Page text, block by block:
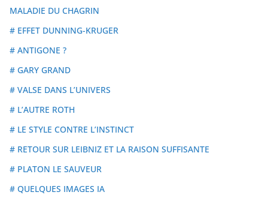
MALADIE DU CHAGRIN
# EFFET DUNNING-KRUGER
# ANTIGONE ?
# GARY GRAND
# VALSE DANS L’UNIVERS
# L’AUTRE ROTH
# LE STYLE CONTRE L’INSTINCT
# RETOUR SUR LEIBNIZ ET LA RAISON SUFFISANTE
# PLATON LE SAUVEUR
# QUELQUES IMAGES IA